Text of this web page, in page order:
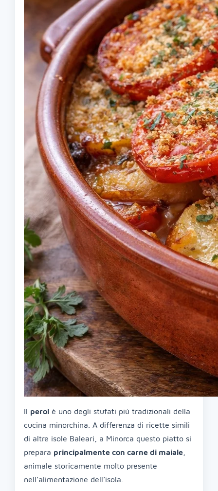
Il perol è uno degli stufati più tradizionali della
cucina minorchina. A differenza di ricette simili
di altre isole Baleari, a Minorca questo piatto si
prepara principalmente con carne di maiale
animale storicamente molto presente
nell’alimentazione dell’isola.